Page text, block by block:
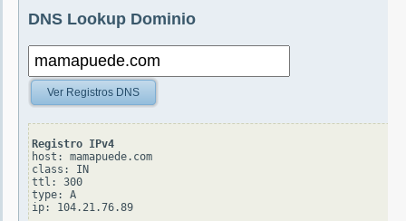
DNS Lookup Dominio
Ver Registros DNS
Registro IPv4
host: mamapuede.com
class: IN
ttl: 300
type: A